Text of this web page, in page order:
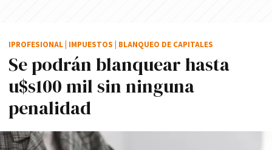
Se podrán blanquear hasta
u$s100 mil sin ninguna
penalidad
IPROFESIONAL IMPUESTOS BLANQUEO DE CAPITALES